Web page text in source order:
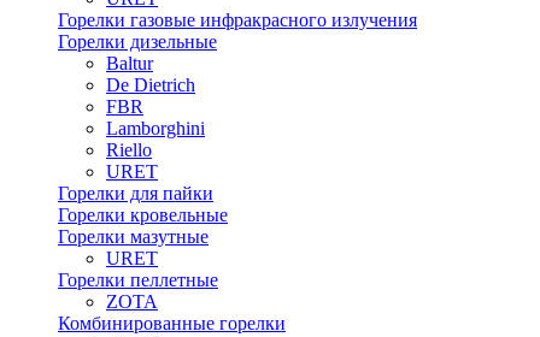
Горелки газовые инфракрасного излучения
Горелки дизельные
Baltur
De Dietrich
FBR
Lamborghini
Riello
URET
Горелки для пайки
Горелки кровельные
Горелки мазутные
URET
Горелки пеллетные
ZOTA
Комбинированные горелки